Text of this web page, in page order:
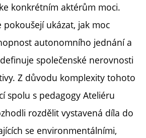
konkrétním aktérům moci.
pokoušejí ukázat, jak moc
autonomního jednání a
společenské nerovnosti
Z důvodu komplexity tohoto
spolu s pedagogy Ateliéru
rozdělit vystavená díla do
se environmentálními,